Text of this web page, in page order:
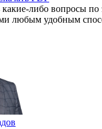
какие-либо вопросы по
любым удобным